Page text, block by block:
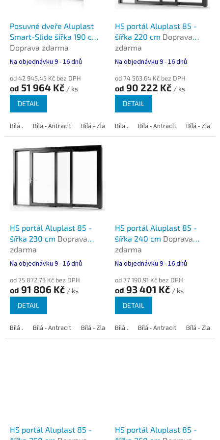
Posuvné dveře Aluplast
Smart-Slide šířka 190 cm
Doprava zdarma
Na objednávku 9 - 16 dnů
od 42 945,45 Kč bez DPH
od 51 964 Kč / ks
DETAIL
Bílá . Bílá - Antracit Bílá - Zlatý dub Bílá - Tmavý dub Bílá -
HS portál Aluplast 85 -
šířka 220 cm Doprava
zdarma
Na objednávku 9 - 16 dnů
od 74 563,64 Kč bez DPH
od 90 222 Kč / ks
DETAIL
Bílá . Bílá - Antracit Bílá - Zlatý
HS portál Aluplast 85 -
šířka 230 cm Doprava
zdarma
Na objednávku 9 - 16 dnů
od 75 872,73 Kč bez DPH
od 91 806 Kč / ks
DETAIL
Bílá . Bílá - Antracit Bílá - Zlatý dub Bílá - Tmavý dub Bílá -
HS portál Aluplast 85 -
šířka 240 cm Doprava
zdarma
Na objednávku 9 - 16 dnů
od 77 190,91 Kč bez DPH
od 93 401 Kč / ks
DETAIL
Bílá . Bílá - Antracit Bílá - Zlatý
HS portál Aluplast 85 -
HS portál Aluplast 85 -